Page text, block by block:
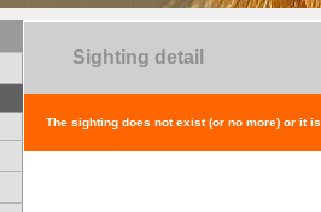
Sighting detail
The sighting does not exist (or no more) or it